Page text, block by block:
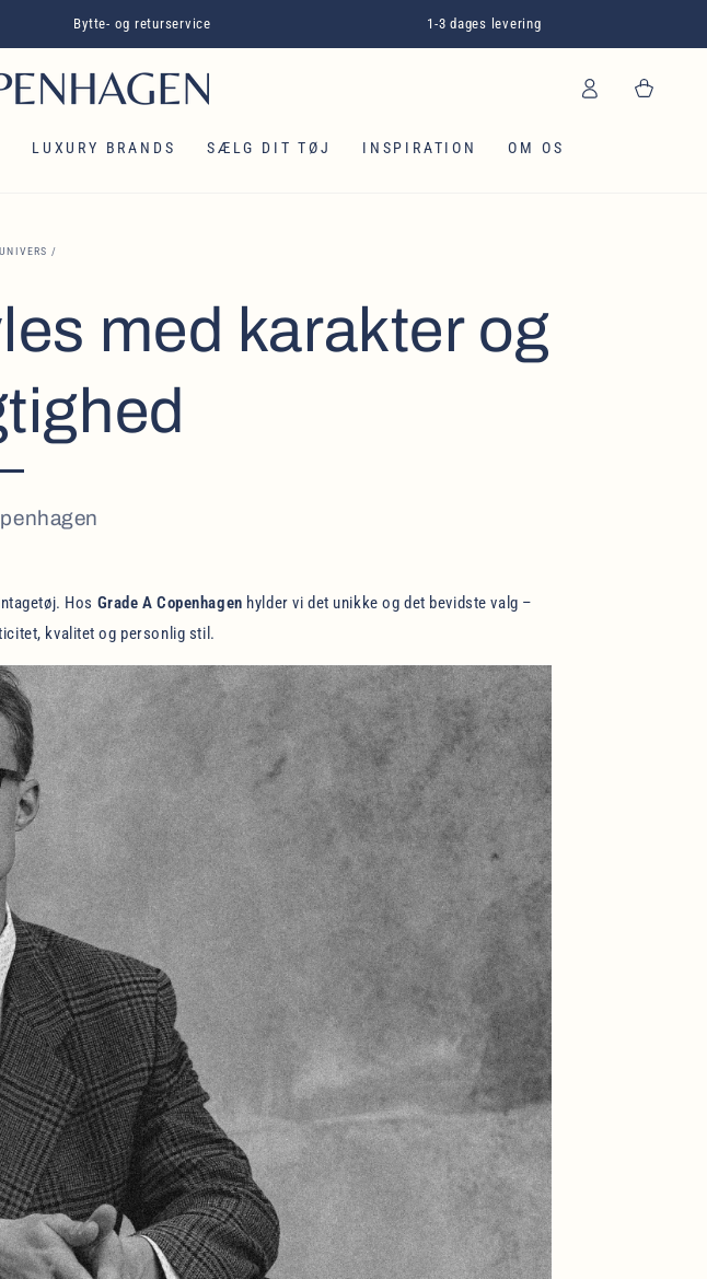
Bytte- og returservice 1-3 dages levering
LUXURY BRANDS SÆLG DIT TØJ INSPIRATION OM OS
ind
Kurv
/
med karakter og
Hos Grade A Copenhagen hylder vi det unikke og det bevidste valg –
kvalitet og personlig stil.